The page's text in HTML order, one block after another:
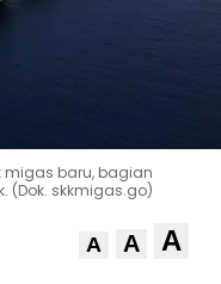
migas baru, bagian
(Dok. skkmigas.go)
A A A